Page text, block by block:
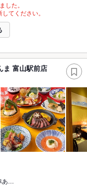
した。
てください。
ま 富山駅前店
あ…